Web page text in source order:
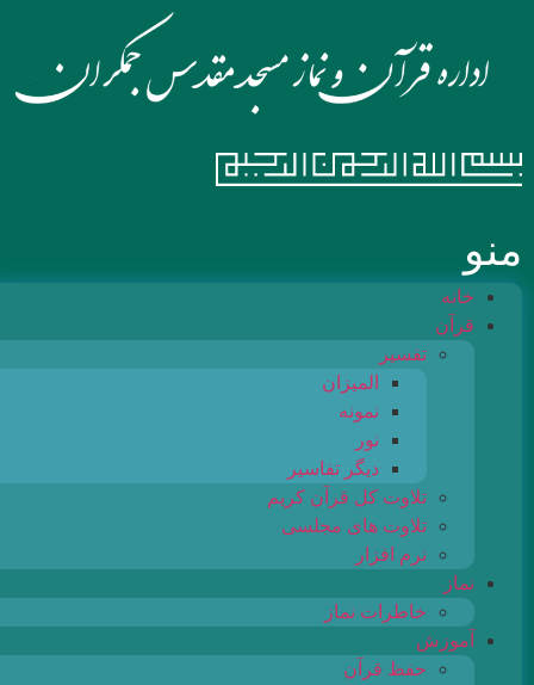
منو
خانه
قرآن
تفسیر
المیزان
نمونه
نور
دیگر تفاسیر
تلاوت کل قرآن کریم
تلاوت های مجلسی
نرم افزار
نماز
خاطرات نماز
آموزش
حفظ قرآن